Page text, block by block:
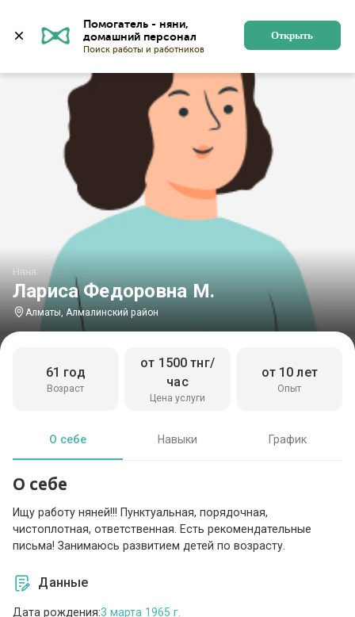
Помогатель - няни,
Поиск работы и работников
Открыть
Лариса Федоровна М.
Няня
Алматы, Алмалинский район
Возраст
61 год
Цена услуги
от 1500 тнг/
час
Опыт
от 10 лет
О себе Навыки График
О себе
Ищу работу няней!!! Пунктуальная, порядочная,
чистоплотная, ответственная. Есть рекомендательные
письма! Занимаюсь развитием детей по возрасту.
Данные
Дата рождения:3 марта 1965 г.